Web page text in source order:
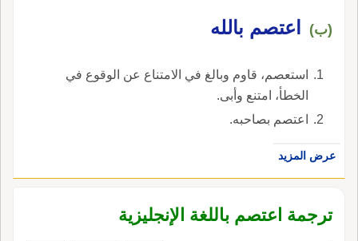
(ب) اعتصم بالله
استعصم، قاوم وبالغ في الامتناع عن الوقوع في
الخطأ، امتنع وأبى.
اعتصم بصاحبه.
عرض المزيد
ترجمة اعتصم باللغة الإنجليزية